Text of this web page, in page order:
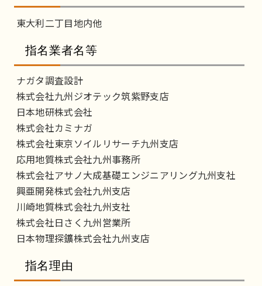
東大利二丁目地内他
指名業者名等
ナガタ調査設計
株式会社九州ジオテック筑紫野支店
日本地研株式会社
株式会社カミナガ
株式会社東京ソイルリサーチ九州支店
応用地質株式会社九州事務所
株式会社アサノ大成基礎エンジニアリング九州支社
興亜開発株式会社九州支店
川崎地質株式会社九州支社
株式会社日さく九州営業所
日本物理探鑛株式会社九州支店
指名理由